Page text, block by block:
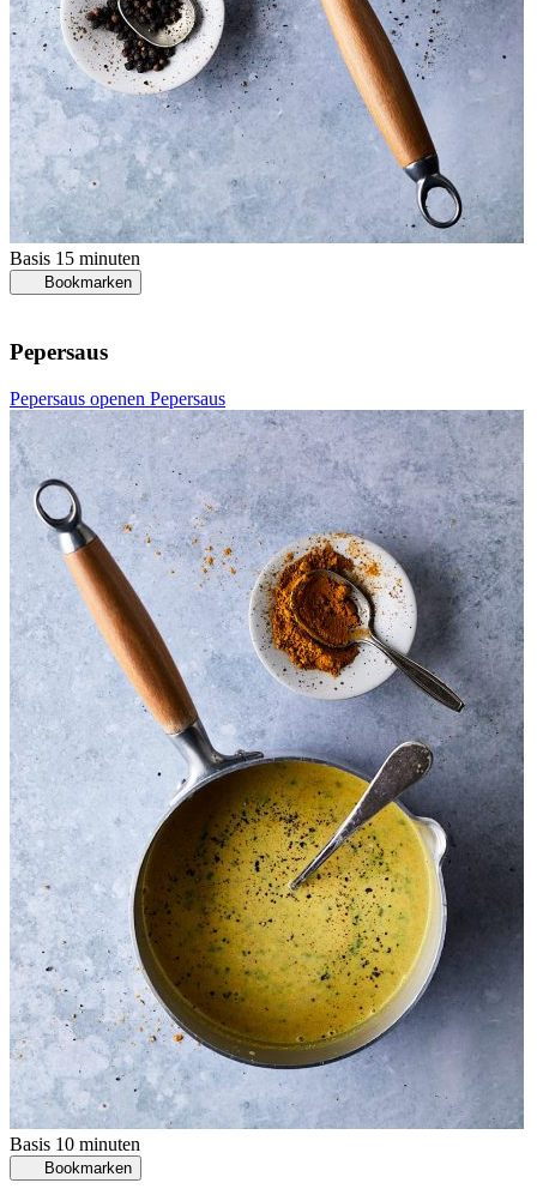
Basis 15 minuten
Bookmarken
Pepersaus
Pepersaus openen Pepersaus
Basis 10 minuten
Bookmarken